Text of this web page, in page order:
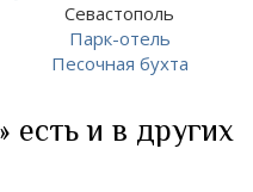
Севастополь
Парк-отель
Песочная бухта
есть и в других